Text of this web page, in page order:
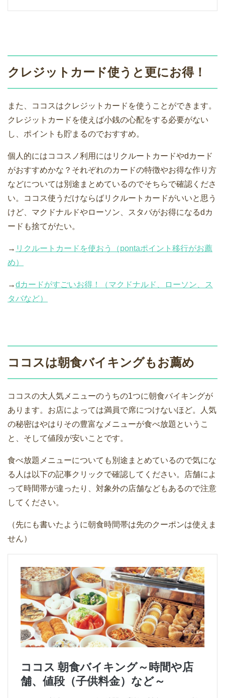
クレジットカード使うと更にお得！
また、ココスはクレジットカードを使うことができます。
クレジットカードを使えば小銭の心配をする必要がない
し、ポイントも貯まるのでおすすめ。
個人的にはココスノ利用にはリクルートカードやdカード
がおすすめかな？それぞれのカードの特徴やお得な作り方
などについては別途まとめているのでそちらで確認くださ
い。ココス使うだけならばリクルートカードがいいと思う
けど、マクドナルドやローソン、スタバがお得になるdカ
ードも捨てがたい。
→ リクルートカードを使おう（pontaポイント移行がお薦
め）
→dカードがすごいお得！（マクドナルド、ローソン、ス
タバなど）
ココスは朝食バイキングもお薦め
ココスの大人気メニューのうちの1つに朝食バイキングが
あります。お店によっては満員で席につけないほど。人気
の秘密はやはりその豊富なメニューが食べ放題というこ
と、そして値段が安いことです。
食べ放題メニューについても別途まとめているので気にな
る人は以下の記事クリックで確認してください。店舗によ
って時間帯が違ったり、対象外の店舗などもあるので注意
してください。
（先にも書いたように朝食時間帯は先のクーポンは使えま
せん）